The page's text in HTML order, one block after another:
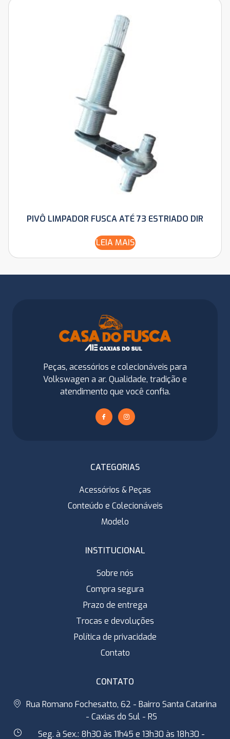
PIVÔ LIMPADOR FUSCA ATÉ 73 ESTRIADO DIR
LEIA MAIS
Peças, acessórios e colecionáveis para
Volkswagen a ar. Qualidade, tradição e
atendimento que você confia.
CATEGORIAS
Acessórios & Peças
Conteúdo e Colecionáveis
Modelo
INSTITUCIONAL
Sobre nós
Compra segura
Prazo de entrega
Trocas e devoluções
Política de privacidade
Contato
CONTATO
Rua Romano Fochesatto, 62 - Bairro Santa Catarina
- Caxias do Sul - RS
Seg. à Sex.: 8h30 às 11h45 e 13h30 às 18h30 -